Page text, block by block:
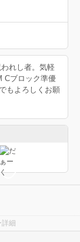
れし者。気軽
Cブロック準優
もよろしくお願
細